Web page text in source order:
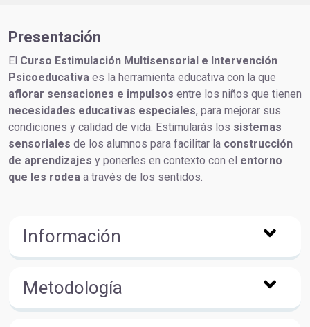
Presentación
El Curso Estimulación Multisensorial e Intervención
Psicoeducativa es la herramienta educativa con la que
aflorar sensaciones e impulsos entre los niños que tienen
necesidades educativas especiales, para mejorar sus
condiciones y calidad de vida. Estimularás los sistemas
sensoriales de los alumnos para facilitar la construcción
de aprendizajes y ponerles en contexto con el entorno
que les rodea a través de los sentidos.
Información
Metodología